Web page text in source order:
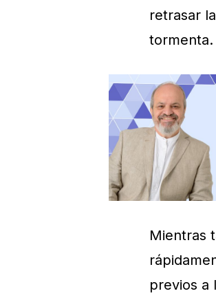
retrasar
tormenta.
Mientras
previos a